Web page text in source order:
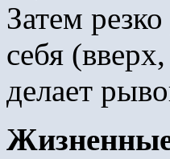
Затем
себя
делает